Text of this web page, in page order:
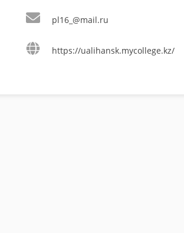
pl16_@mail.ru
https://ualihansk.mycollege.kz/